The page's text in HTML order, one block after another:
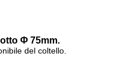
Φ 75mm.
del coltello.